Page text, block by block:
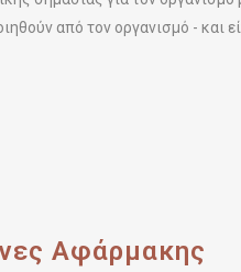
από τον οργανισμό - και
Αφάρμακης